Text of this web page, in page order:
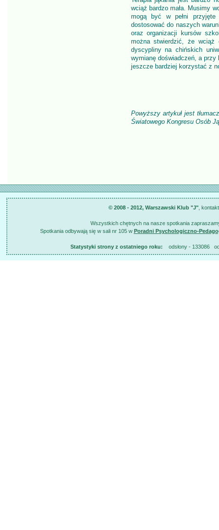
wciąż bardzo mała. Musimy
mogą być w pełni
dostosować do naszych
oraz organizacji kursów
można stwierdzić, że
dyscypliny na chińskich
wymianę doświadczeń, a
jeszcze bardziej korzystać z
Powyższy artykuł jest
Światowego Kongresu Osób
© 2008 - 2012, Warszawski Klub "J",
Wszystkich chętnych na nasze spotkania
Spotkania odbywają się w sali nr 105 w Poradni Psychologiczno-
Statystyki strony z ostatniego roku: odsłony - 133086